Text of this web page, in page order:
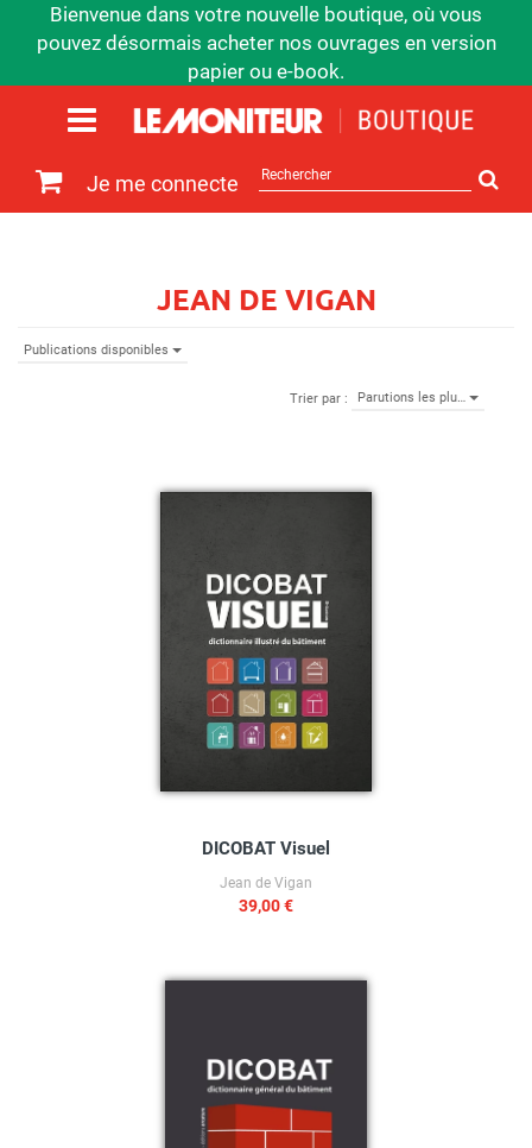
Bienvenue dans votre nouvelle boutique, où vous
pouvez désormais acheter nos ouvrages en version
papier ou e-book.
Je me connecte
sur
le
JEAN DE VIGAN
Publications disponibles
Trier par : Parutions les plu…
DICOBAT Visuel
Jean de Vigan
39,00 €